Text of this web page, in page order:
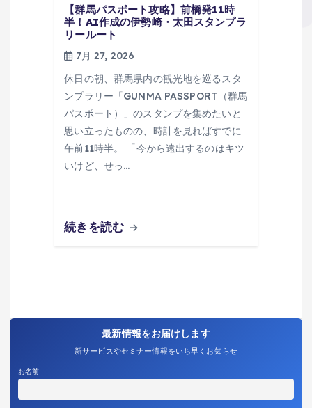
【群馬パスポート攻略】前橋発11時
半！AI作成の伊勢崎・太田スタンプラ
リールート
7月 27, 2026
休日の朝、群馬県内の観光地を巡るスタ
ンプラリー「GUNMA PASSPORT（群馬
パスポート）」のスタンプを集めたいと
思い立ったものの、時計を見ればすでに
午前11時半。 「今から遠出するのはキツ
いけど、せっ…
続きを読む
最新情報をお届けします
新サービスやセミナー情報をいち早くお知らせ
お名前